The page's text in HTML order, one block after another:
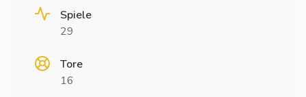
Spiele
29
Tore
16